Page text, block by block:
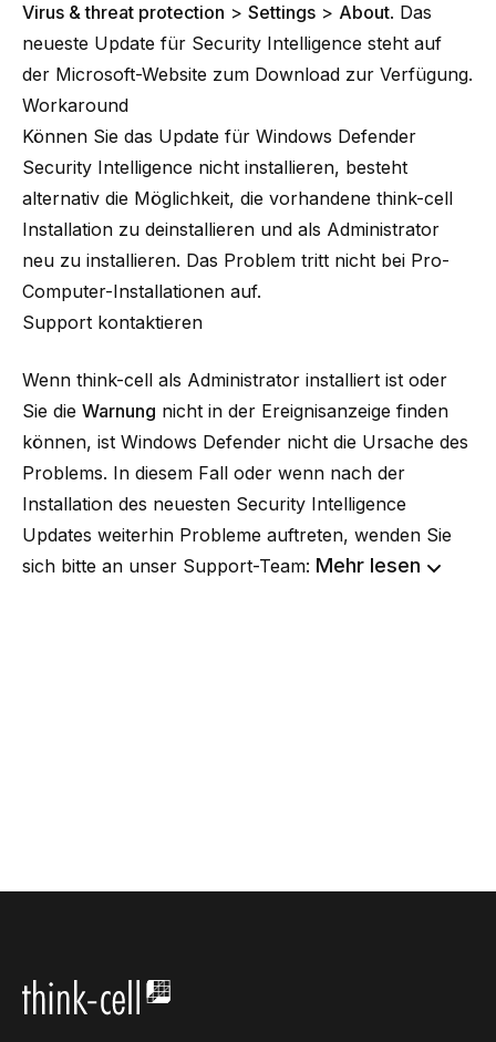
Virus & threat protection > Settings > About. Das
neueste Update für Security Intelligence steht auf
der Microsoft-Website zum Download zur Verfügung.
Workaround
Können Sie das Update für Windows Defender
Security Intelligence nicht installieren, besteht
alternativ die Möglichkeit, die vorhandene think-cell
Installation zu deinstallieren und als Administrator
neu zu installieren. Das Problem tritt nicht bei Pro-
Computer-Installationen auf.
Support kontaktieren
Wenn think-cell als Administrator installiert ist oder
Sie die Warnung nicht in der Ereignisanzeige finden
können, ist Windows Defender nicht die Ursache des
Problems. In diesem Fall oder wenn nach der
Installation des neuesten Security Intelligence
Updates weiterhin Probleme auftreten, wenden Sie
sich bitte an unser Support-Team: Mehr lesen